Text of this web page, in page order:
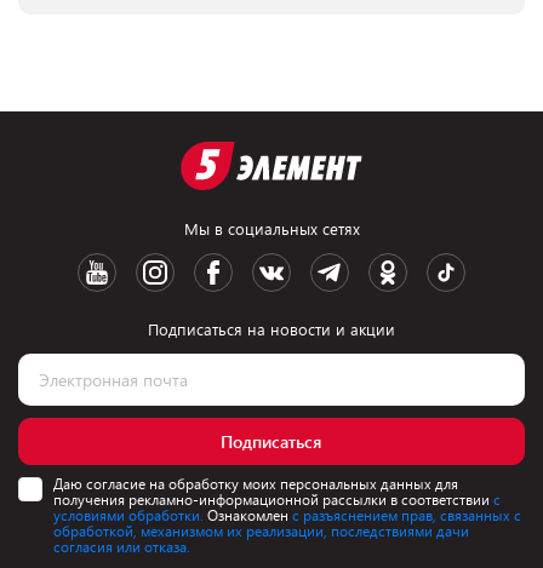
Мы в социальных сетях
Подписаться на новости и акции
Подписаться
Даю согласие на обработку моих персональных данных для
получения рекламно-информационной рассылки в соответствии с
условиями обработки. Ознакомлен с разъяснением прав, связанных с
обработкой, механизмом их реализации, последствиями дачи
согласия или отказа.